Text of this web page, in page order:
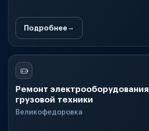
Подробнее
Ремонт электрооборудования
грузовой техники
Великофедоровка